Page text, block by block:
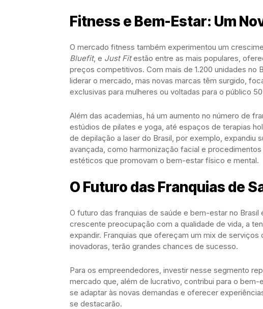
Fitness e Bem-Estar: Um
O mercado fitness também experimentou um
Bluefit, e Just Fitestão entre as mais populares,
preços competitivos. Com mais de 1.200 unidades no
liderar o mercado, mas novas marcas têm surgido,
exclusivas para mulheres ou voltadas para o público
Além das academias, há um aumento no número de
estúdios de pilates e yoga, até espaços de terapias
de depilação a laser do Brasil, por exemplo, expandiu
avançada, como harmonização facial e
estéticos que promovam o bem-estar físico e mental.
O Futuro das Franquias de
O futuro das franquias de saúde e bem-estar no
crescente preocupação com a qualidade de vida, a
expandir. Franquias que ofereçam um mix de
inovadoras, terão grandes chances de sucesso.
Para os empreendedores, investir nesse segmento
mercado que, além de lucrativo, contribui para o
se adaptar às novas demandas e oferecer
se destacarão.